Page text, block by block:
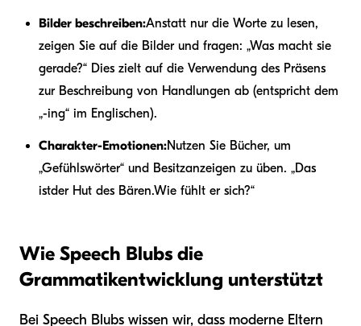
Bilder beschreiben:Anstatt nur die Worte zu lesen,
zeigen Sie auf die Bilder und fragen: „Was macht sie
gerade?“ Dies zielt auf die Verwendung des Präsens
zur Beschreibung von Handlungen ab (entspricht dem
„-ing“ im Englischen).
Charakter-Emotionen:Nutzen Sie Bücher, um
„Gefühlswörter“ und Besitzanzeigen zu üben. „Das
istder Hut des Bären.Wie fühlt er sich?“
Wie Speech Blubs die
Grammatikentwicklung unterstützt
Bei Speech Blubs wissen wir, dass moderne Eltern